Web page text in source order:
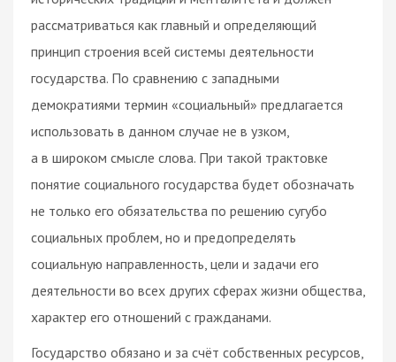
рассматриваться как главный и определяющий
принцип строения всей системы деятельности
государства. По сравнению с западными
демократиями термин «социальный» предлагается
использовать в данном случае не в узком,
а в широком смысле слова. При такой трактовке
понятие социального государства будет обозначать
не только его обязательства по решению сугубо
социальных проблем, но и предопределять
социальную направленность, цели и задачи его
деятельности во всех других сферах жизни общества,
характер его отношений с гражданами.
Государство обязано и за счёт собственных ресурсов,